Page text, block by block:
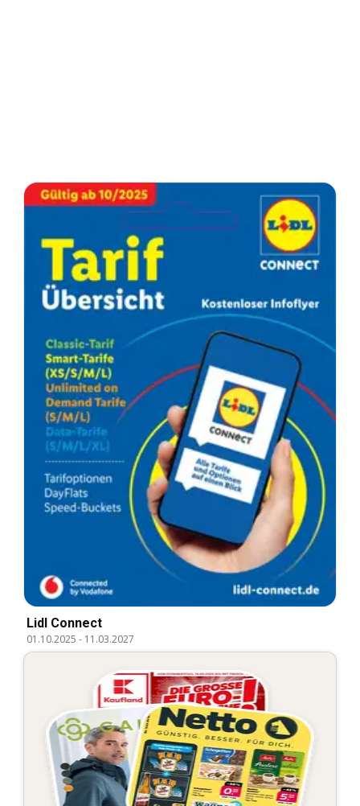
Lidl Connect
01.10.2025 - 11.03.2027